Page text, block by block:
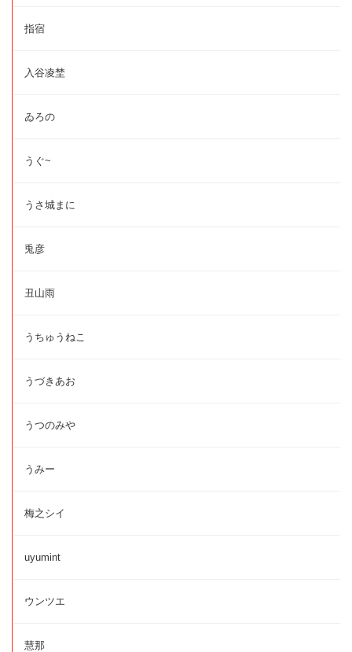
指宿
入谷凌埜
ゐろの
うぐ~
うさ城まに
兎彦
丑山雨
うちゅうねこ
うづきあお
うつのみや
うみー
梅之シイ
uyumint
ウンツエ
慧那